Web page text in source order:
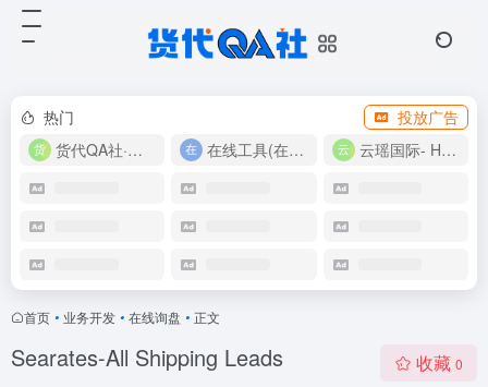
热门
投放广告
货代QA社·让货代之路更简单！
在线工具(在线实用工具200+) 云瑶国际- Harlan-15360639224
首页 • 业务开发 • 在线询盘 • 正文
Searates-All Shipping Leads 收藏 0